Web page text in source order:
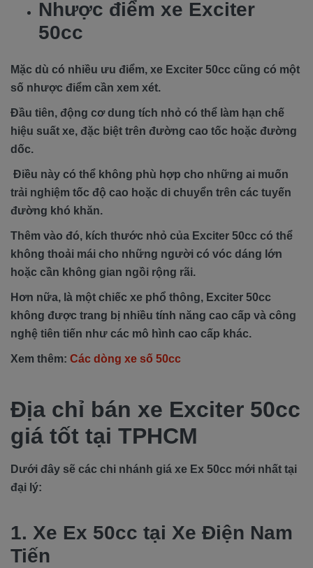
Nhược điểm xe Exciter
50cc
Mặc dù có nhiều ưu điểm, xe Exciter 50cc cũng có một
số nhược điểm cần xem xét.
Đầu tiên, động cơ dung tích nhỏ có thể làm hạn chế
hiệu suất xe, đặc biệt trên đường cao tốc hoặc đường
dốc.
Điều này có thể không phù hợp cho những ai muốn
trải nghiệm tốc độ cao hoặc di chuyển trên các tuyến
đường khó khăn.
Thêm vào đó, kích thước nhỏ của Exciter 50cc có thể
không thoải mái cho những người có vóc dáng lớn
hoặc cần không gian ngồi rộng rãi.
Hơn nữa, là một chiếc xe phổ thông, Exciter 50cc
không được trang bị nhiều tính năng cao cấp và công
nghệ tiên tiến như các mô hình cao cấp khác.
Xem thêm: Các dòng xe số 50cc
Địa chỉ bán xe Exciter 50cc
giá tốt tại TPHCM
Dưới đây sẽ các chi nhánh giá xe Ex 50cc mới nhất tại
đại lý:
1. Xe Ex 50cc tại Xe Điện Nam
Tiến